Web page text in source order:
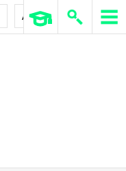
AirPods Pro 3